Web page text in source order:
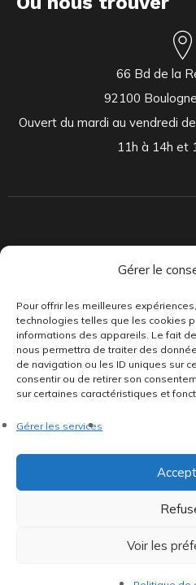
Gérer le
Pour offrir les meilleures
technologies telles que les cookies
informations des appareils. Le fait
nous permettra de traiter des
de navigation ou les ID uniques sur
consentir ou de retirer son
sur certaines caractéristiques et
Gérer les services
Voir les
66 Bd de la
92100
Ouvert du mardi au vendredi
11h à 14h et
toujours des pépites musicales,
confidentialité
Politique de cookies•Termes &